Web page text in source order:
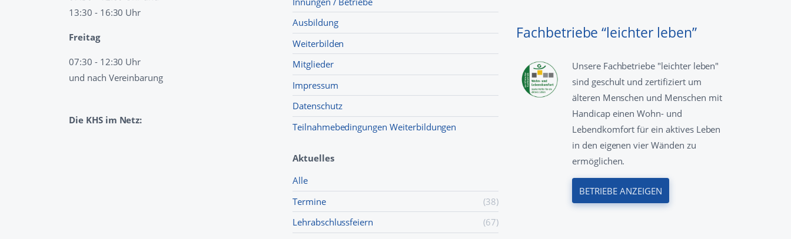
13:30 - 16:30 Uhr
Freitag
07:30 - 12:30 Uhr
und nach Vereinbarung
Die KHS im Netz:
Ausbildung
Weiterbilden
Mitglieder
Impressum
Datenschutz
Teilnahmebedingungen Weiterbildungen
Aktuelles
Alle
Termine
(38)
Lehr­abschluss­feiern
(67)
Fachbetriebe “leichter leben”
Unsere Fachbetriebe "leichter leben"
sind geschult und zertifiziert um
älteren Menschen und Menschen mit
Handicap einen Wohn- und
Lebendkomfort für ein aktives Leben
in den eigenen vier Wänden zu
ermöglichen.
BETRIEBE ANZEIGEN